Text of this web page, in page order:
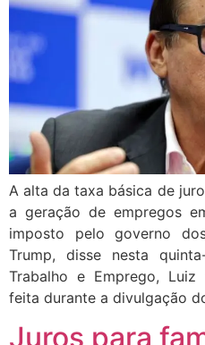
A alta da taxa básica de
a geração de empregos
imposto pelo governo
Trump, disse nesta
Trabalho e Emprego,
feita durante a divulgação
Juros para